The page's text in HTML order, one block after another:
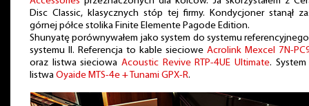
Disc Classic, klasycznych stóp tej firmy. Kondycjoner stanął
górnej półce stolika Finite Elemente Pagode Edition.
Shunyatę porównywałem jako system do systemu
systemu II. Referencja to kable sieciowe Acrolink Mexcel 7N-
oraz listwa sieciowa Acoustic Revive RTP-4UE Ultimate.
listwa Oyaide MTS-4e + Tunami GPX-R.